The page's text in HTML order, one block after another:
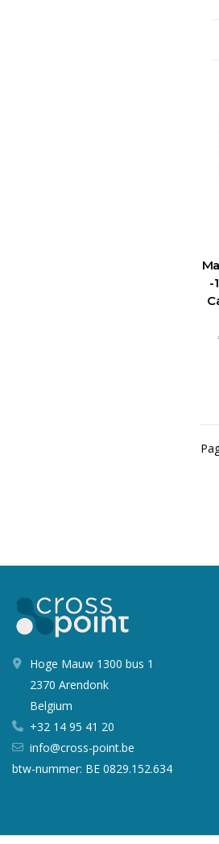
-
Hoge Mauw 1300 bus 1
2370 Arendonk
Belgium
+32 14 95 41 20
info@cross-point.be
btw-nummer: BE 0829.152.634